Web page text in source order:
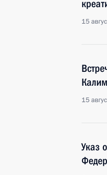
15
15
Указ